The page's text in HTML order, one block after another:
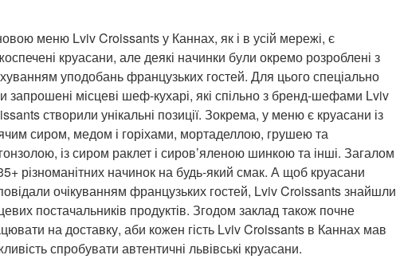
меню Lviv Croissants у Каннах, як і в усій мережі, є
круасани, але деякі начинки були окремо розроблені з
уподобань французьких гостей. Для цього спеціально
запрошені місцеві шеф-кухарі, які спільно з бренд-шефами Lviv
створили унікальні позиції. Зокрема, у меню є круасани із
сиром, медом і горіхами, мортаделлою, грушею та
із сиром раклет і сиров’яленою шинкою та інші. Загалом
різноманітних начинок на будь-який смак. А щоб круасани
очікуванням французьких гостей, Lviv Croissants знайшли
постачальників продуктів. Згодом заклад також почне
на доставку, аби кожен гість Lviv Croissants в Каннах мав
спробувати автентичні львівські круасани.